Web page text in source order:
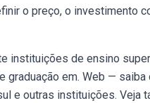
o preço, o investimento
instituições de ensino
graduação em. Web —
e outras instituições. Veja